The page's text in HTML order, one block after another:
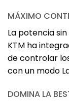
MÁXIMO
La potencia
KTM ha
de controlar
con un modo
DOMINA LA